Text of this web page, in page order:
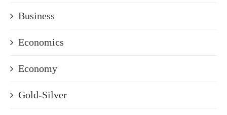
Business
Economics
Economy
Gold-Silver